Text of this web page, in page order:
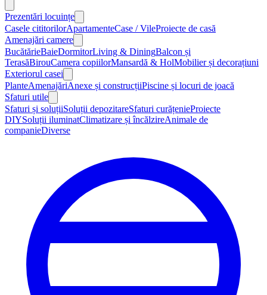
Prezentări locuințe
Casele cititorilorApartamenteCase / VileProiecte de casă
Amenajări camere
BucătărieBaieDormitorLiving & DiningBalcon și
TerasăBirouCamera copiilorMansardă & HolMobilier și decorațiuni
Exteriorul casei
PlanteAmenajăriAnexe și construcțiiPiscine și locuri de joacă
Sfaturi utile
Sfaturi și soluțiiSoluții depozitareSfaturi curățenieProiecte
DIYSoluții iluminatClimatizare și încălzireAnimale de
companieDiverse